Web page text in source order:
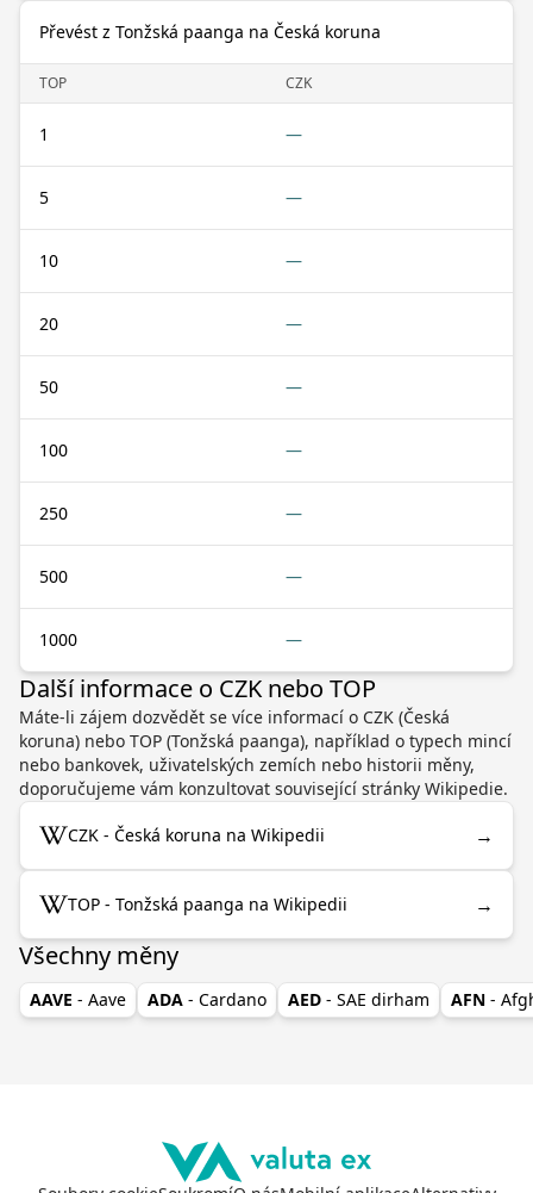
Převést z Tonžská paanga na Česká koruna
TOP CZK
1 —
5 —
10 —
20 —
50 —
100 —
250 —
500 —
1000 —
Další informace o CZK nebo TOP
Máte-li zájem dozvědět se více informací o CZK (Česká
koruna) nebo TOP (Tonžská paanga), například o typech mincí
nebo bankovek, uživatelských zemích nebo historii měny,
doporučujeme vám konzultovat související stránky Wikipedie.
CZK - Česká koruna na Wikipedii →
TOP - Tonžská paanga na Wikipedii →
Všechny měny
AAVE - Aave ADA - Cardano AED - SAE dirham AFN -